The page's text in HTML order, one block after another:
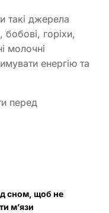
такі джерела
горіхи,
молочні
енергію та
перед
сном, щоб не
м’язи